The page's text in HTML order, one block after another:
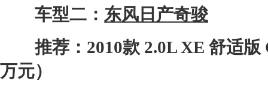
车型二： 东风日产奇骏
推荐：2010款 2.0L XE 舒适版
万元）